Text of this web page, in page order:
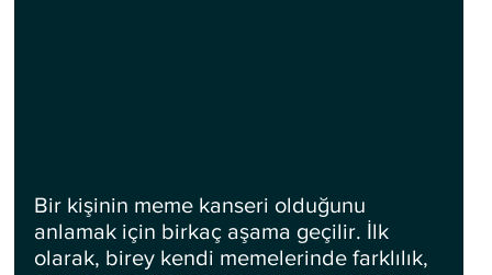
Bir kişinin meme kanseri olduğunu
anlamak için birkaç aşama geçilir. İlk
olarak, birey kendi memelerinde farklılık,